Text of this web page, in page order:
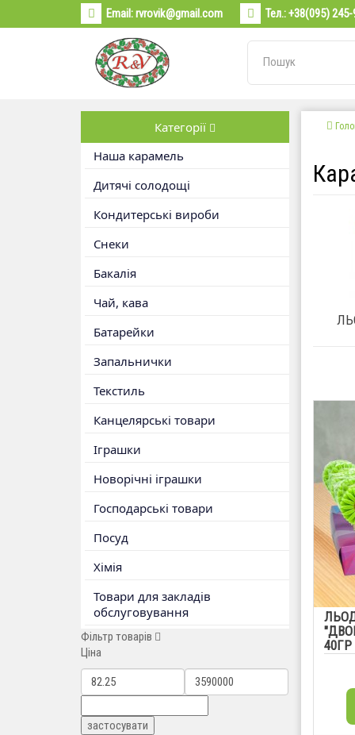
Email:rvrovik@gmail.com Тел.:+38(095)
Категорії
Наша карамель
Дитячі солодощі
Кондитерські вироби
Снеки
Бакалія
Чай, кава
Батарейки
Запальнички
Текстиль
Канцелярські товари
Іграшки
Новорічні іграшки
Господарські товари
Посуд
Хімія
Товари для закладів
обслуговування
Фільтр товарів
Ціна